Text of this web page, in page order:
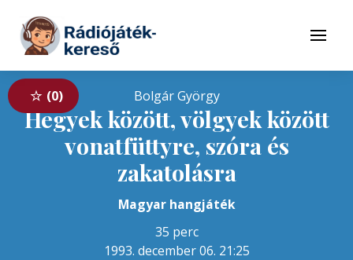
Tovább a tartalomhoz
Menü
0 Bolgár György
Hegyek között, völgyek között
vonatfüttyre, szóra és
zakatolásra
Magyar hangjáték
35 perc
1993. december 06. 21:25